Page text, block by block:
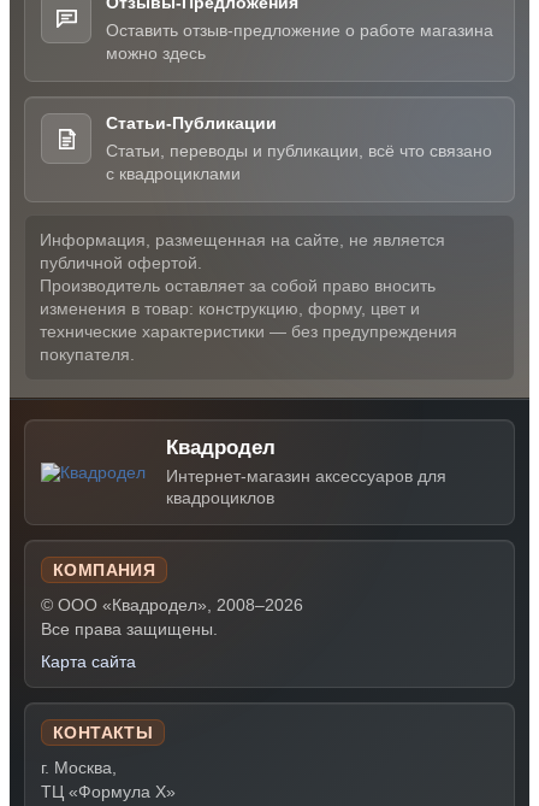
Оставить отзыв-предложение о работе магазина
можно здесь
Статьи-Публикации
Статьи, переводы и публикации, всё что связано
с квадроциклами
Информация, размещенная на сайте, не является
публичной офертой.
Производитель оставляет за собой право вносить
изменения в товар: конструкцию, форму, цвет и
технические характеристики — без предупреждения
покупателя.
Квадродел
Интернет-магазин аксессуаров для
квадроциклов
КОМПАНИЯ
© ООО «Квадродел», 2008–2026
Все права защищены.
Карта сайта
КОНТАКТЫ
г. Москва,
ТЦ «Формула Х»